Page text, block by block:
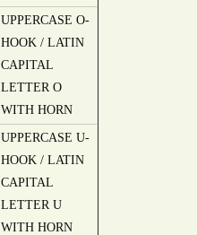
UPPERCASE O-
HOOK / LATIN
CAPITAL
LETTER O
WITH HORN
UPPERCASE U-
HOOK / LATIN
CAPITAL
LETTER U
WITH HORN